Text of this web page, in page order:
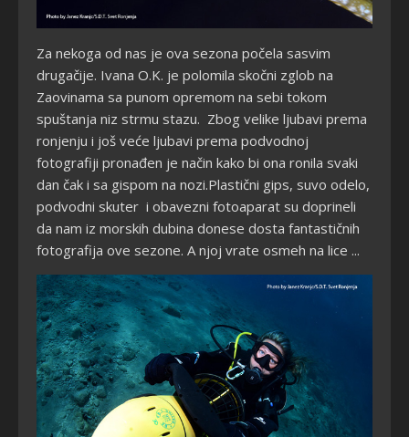
Za nekoga od nas je ova sezona počela sasvim
drugačije. Ivana O.K. je polomila skočni zglob na
Zaovinama sa punom opremom na sebi tokom
spuštanja niz strmu stazu. Zbog velike ljubavi prema
ronjenju i još veće ljubavi prema podvodnoj
fotografiji pronađen je način kako bi ona ronila svaki
dan čak i sa gispom na nozi.Plastični gips, suvo odelo,
podvodni skuter i obavezni fotoaparat su doprineli
da nam iz morskih dubina donese dosta fantastičnih
fotografija ove sezone. A njoj vrate osmeh na lice ...